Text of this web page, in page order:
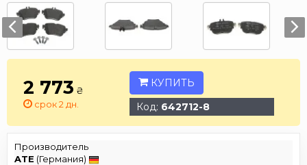
2 773 ₴
срок 2 дн.
КУПИТЬ
Код: 642712-8
Производитель
ATE (Германия)